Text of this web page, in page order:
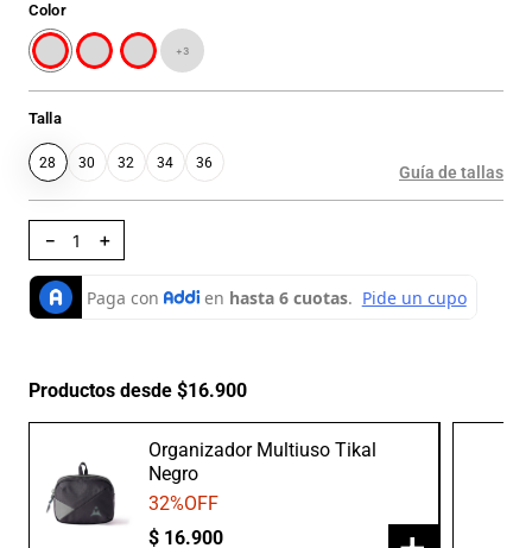
Talla
28 30 32 34 36
Color
+ 3
Guía de tallas
＋
－
Productos desde $16.900
Organizador Multiuso Tikal
Negro
32%OFF
$ 16.900